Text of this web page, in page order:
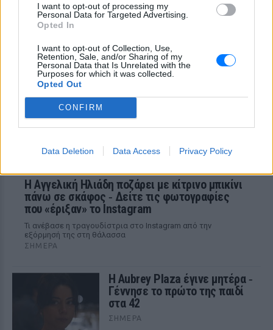
I want to opt-out of processing my
Personal Data for Targeted Advertising.
Opted In
I want to opt-out of Collection, Use,
Retention, Sale, and/or Sharing of my
Personal Data that Is Unrelated with the
Purposes for which it was collected.
Opted Out
CONFIRM
Data Deletion Data Access Privacy Policy
ΣΉΜΕΡΑ
συνάδελφο που έφυγε από τη ζωή σε
ηλικία 74 ετών, θυμούμενη τη συνεργασία
τους στη μεγάλη οθόνη.
Η Αγγελική Ηλιάδη ποζάρει με κίτρινο μπικίνι
πάνω σε σκάφος ‑ Δείτε τις φωτογραφίες
που «έριξαν» το Instagram
Τι ανέβασε η τραγουδίστρια στο Instagram από την
εξόρμησή της στη θάλασσα
ΣΉΜΕΡΑ
Η Aubrey Plaza έγινε μητέρα ‑
Γέννησε το πρώτο της παιδί
στα 42
ΣΉΜΕΡΑ